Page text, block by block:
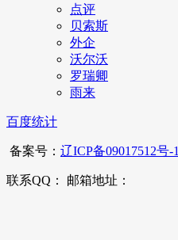
点评
贝索斯
外企
沃尔沃
罗瑞卿
雨来
百度统计
备案号： 辽ICP备09017512号-1
联系QQ： 邮箱地址：